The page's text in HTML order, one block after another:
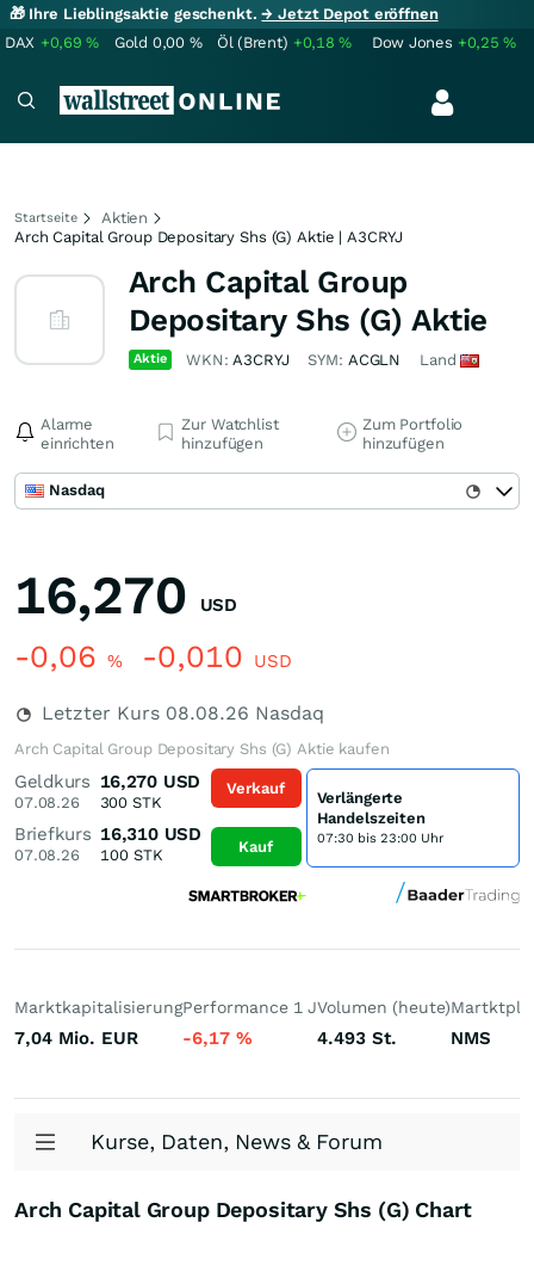
🎁 Ihre Lieblingsaktie geschenkt.→ Jetzt Depot eröffnen
DAX +0,69% Gold 0,00 % Öl (Brent) +0,18% Dow Jones +0,25%
Startseite
Aktien
Arch Capital Group Depositary Shs (G) Aktie | A3CRYJ
Arch Capital Group
Depositary Shs (G) Aktie
Aktie WKN:A3CRYJ SYM: ACGLN Land
Alarme
einrichten
Zur Watchlist
hinzufügen
Zum Portfolio
hinzufügen
Nasdaq
16,270 USD
-0,06 % -0,010 USD
Letzter Kurs 08.08.26 Nasdaq
Arch Capital Group Depositary Shs (G) Aktie kaufen
Geldkurs
07.08.26
16,270 USD
300 STK
Briefkurs
07.08.26
16,310 USD
100STK
Verkauf
Kauf
Verlängerte
Handelszeiten
07:30 bis 23:00 Uhr
Marktkapitalisierung
7,04 Mio. EUR
Performance 1 J
-6,17 %
Volumen (heute)
4.493 St. NMS
Kurse, Daten, News & Forum
Arch Capital Group Depositary Shs (G) Chart